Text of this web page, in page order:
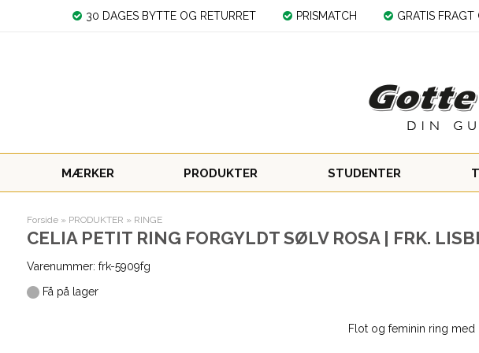
30 DAGES BYTTE OG RETURRET PRISMATCH GRATIS FRAGT
MÆRKER PRODUKTER STUDENTER
Forside» PRODUKTER » RINGE
CELIA PETIT RING FORGYLDT SØLV ROSA | FRK.
Varenummer: frk-5909fg
Få på lager
Flot og feminin ring